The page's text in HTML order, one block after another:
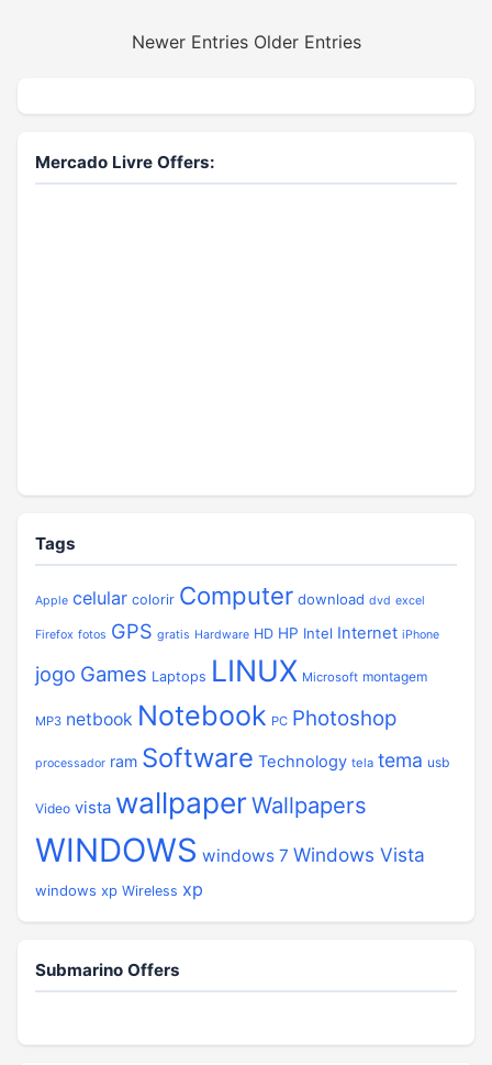
Newer Entries Older Entries
Mercado Livre Offers:
Tags
Apple celular colorir Computer download dvd excel
Firefox fotos GPS gratis Hardware HD HP Intel Internet iPhone
jogo Games Laptops LINUX Microsoft montagem
MP3 netbook Notebook PC Photoshop
processador ram Software Technology tela tema usb
Video vista wallpaperWallpapers
WINDOWS windows 7 Windows Vista
windows xp Wireless xp
Submarino Offers